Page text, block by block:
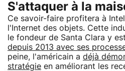
S'attaquer à la
Ce savoir-faire profitera à
l'Internet des objets. Cette
le fondeur de Santa Clara y
depuis 2013 avec ses
peine, l'américain a déjà
stratégie en améliorant les